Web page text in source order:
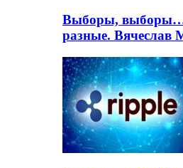
Выборы, выборы…
разные. Вячеслав